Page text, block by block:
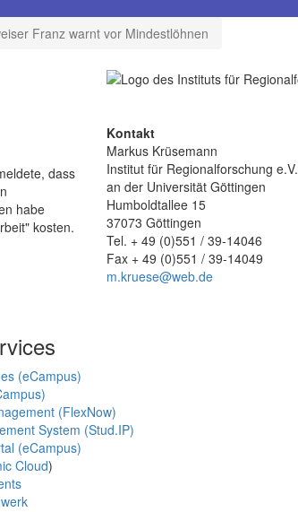
Franz warnt vor Mindestlöhnen
dass
habe
kosten.
Kontakt
Markus Krüsemann
Institut für Regionalforschung e.V.
an der Universität Göttingen
Humboldtallee 15
37073 Göttingen
Tel. + 49 (0)551 / 39-14046
Fax + 49 (0)551 / 39-14049
m.kruese@web.de
(eCampus)
(FlexNow)
System (Stud.IP)
(eCampus)
Cloud)